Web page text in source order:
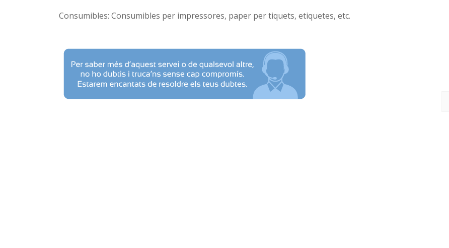
Consumibles: Consumibles per impressores, paper per tiquets, etiquetes, etc.